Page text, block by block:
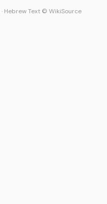
· Hebrew Text © WikiSource